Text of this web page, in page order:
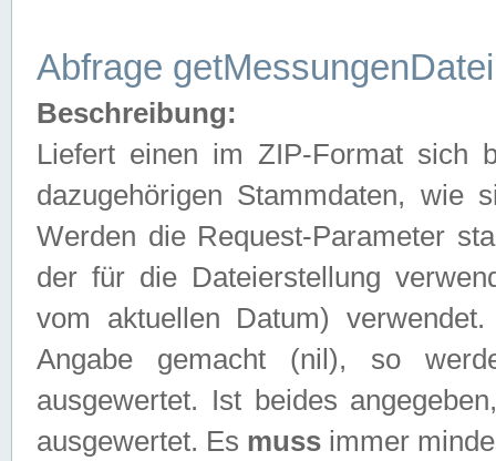
Abfrage getMessungenDatei
Beschreibung:
Liefert einen im ZIP-Format sich
dazugehörigen Stammdaten, wie
Werden die Request-Parameter
der für die Dateierstellung
vom aktuellen Datum)
Angabe gemacht (nil), so
ausgewertet. Ist beides
ausgewertet. Es muss immer